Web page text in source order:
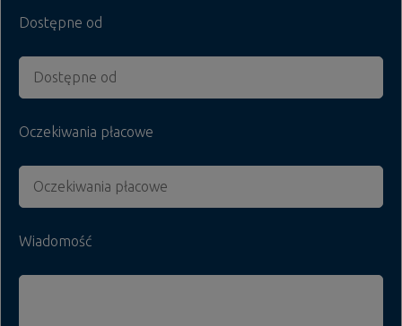
Dostępne od
Oczekiwania płacowe
Wiadomość